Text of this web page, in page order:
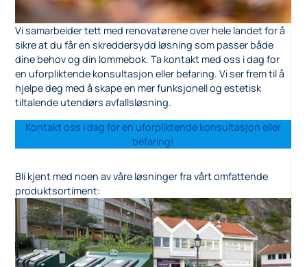
Vi samarbeider tett med renovatørene over hele landet for å
sikre at du får en skreddersydd løsning som passer både
dine behov og din lommebok. Ta kontakt med oss i dag for
en uforpliktende konsultasjon eller befaring. Vi ser frem til å
hjelpe deg med å skape en mer funksjonell og estetisk
tiltalende utendørs avfallsløsning.
Kontakt oss i dag for en uforpliktende konsultasjon eller
befaring!
Bli kjent med noen av våre løsninger fra vårt omfattende
produktsortiment: